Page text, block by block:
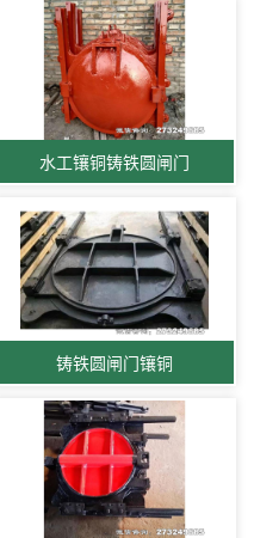
水工镶铜铸铁圆闸门
铸铁圆闸门镶铜